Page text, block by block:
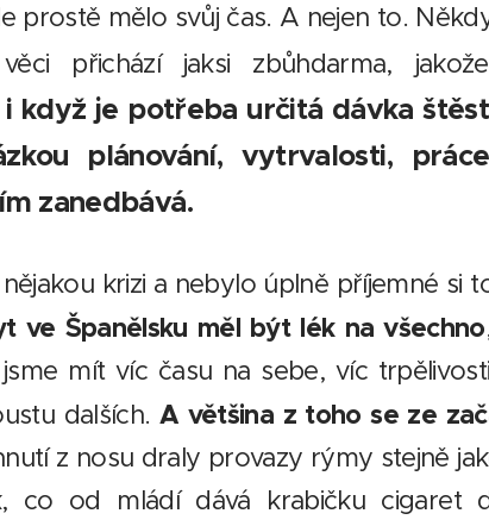
prostě mělo svůj čas. A nejen to.
přichází jaksi zbůhdarma,
když je potřeba určitá dávka
plánování, vytrvalosti,
zanedbává.
krizi a nebylo úplně příjemné si
ve Španělsku měl být lék na všechno
mít víc času na sebe, víc
dalších. A většina z toho se ze
z nosu draly provazy rýmy stejně
co od mládí dává krabičku cigaret